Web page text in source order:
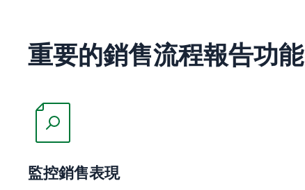
重要的銷售流程報告功能
監控銷售表現